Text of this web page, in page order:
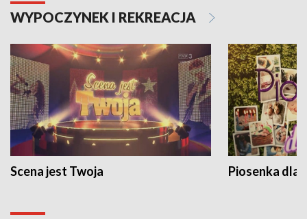
WYPOCZYNEK I REKREACJA
Scena jest Twoja Piosenka dla